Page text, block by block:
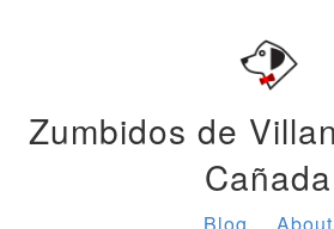
Zumbidos de
Cañada